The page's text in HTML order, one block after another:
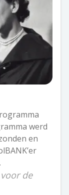
werd
en
de